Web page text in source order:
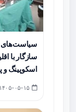
سیاست‌های
سازگار با
اسکوپینگ و